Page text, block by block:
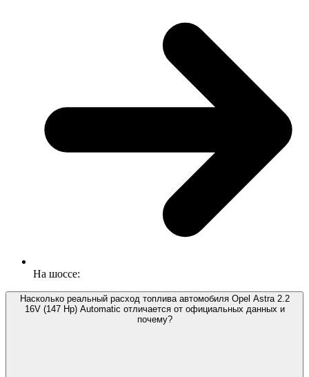
На шоссе:
Насколько реальный расход топлива автомобиля Opel Astra 2.2
16V (147 Hp) Automatic отличается от официальных данных и
почему?